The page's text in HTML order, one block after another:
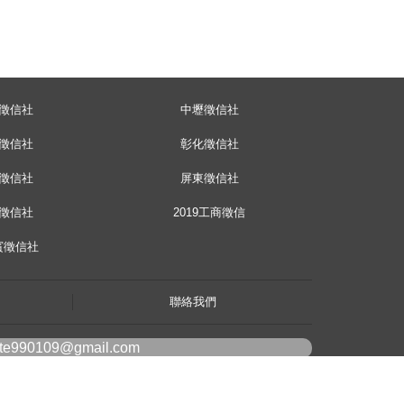
信社 中壢徵信社
信社 彰化徵信社
信社 屏東徵信社
信社 2019工商徵信
徵信社
聯絡我們